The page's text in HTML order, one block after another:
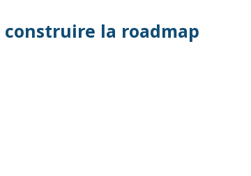
construire la roadmap